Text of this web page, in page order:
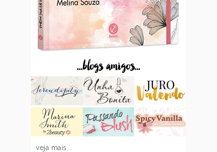
...blogs amigos...
veja mais...